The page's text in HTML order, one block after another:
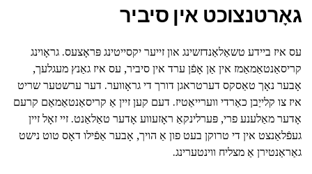
גאָרטנצוכט אין סיביר
עס איז ביידע טשאַלאַנדזשינג און זייער יקסייטינג פּראָצעס. גראָוינג
קריסאַנטאַמאַמז אין אַן אָפֿן ערד אין סיביר, עס איז גאַנץ מעגלעך,
אָבער נאָך טאַסקס דערטראגן דורך די גראָווער. דער ערשטער שריט
איז צו קלייַבן כאַרדי ווערייאַטיז. דעם קען זיין אַ קריסאַנטאַמאַם קרעם
אָדער מאַלענע פרי, פּערלינקאַ ראָזעווע אָדער טאַלאַנט. זיי זאָל זיין
געפֿלאַנצט אין די טרוקן בעט פון אַ הויך, אָבער אַפֿילו דאָס טוט נישט
גאַראַנטירן אַ מצליח ווינטערינג.